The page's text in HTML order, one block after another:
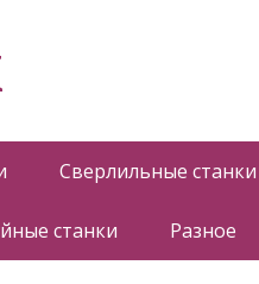
Сверлильные станки
станки Разное